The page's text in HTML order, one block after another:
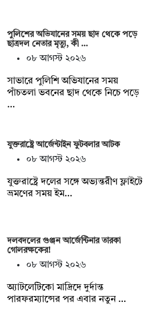
পুলিশের অভিযানের সময় ছাদ থেকে পড়ে
ছাত্রদল নেতার মৃত্যু, কী …
০৮ আগস্ট ২০২৬
সাভারে পুলিশি অভিযানের সময়
পাঁচতলা ভবনের ছাদ থেকে নিচে পড়ে
…
যুক্তরাষ্ট্রে আর্জেন্টাইন ফুটবলার আটক
০৮ আগস্ট ২০২৬
যুক্তরাষ্ট্রে দলের সঙ্গে অভ্যন্তরীণ ফ্লাইটে
ভ্রমণের সময় ইম…
দলবদলের গুঞ্জন আর্জেন্টিনার তারকা
গোলরক্ষকের!
০৮ আগস্ট ২০২৬
অ্যাটলেটিকো মাদ্রিদে দুর্দান্ত
পারফরম্যান্সের পর এবার নতুন …